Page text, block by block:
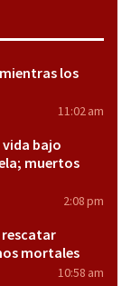
los
11:02 am
vida bajo
muertos
2:08 pm
rescatar
mortales
10:58 am